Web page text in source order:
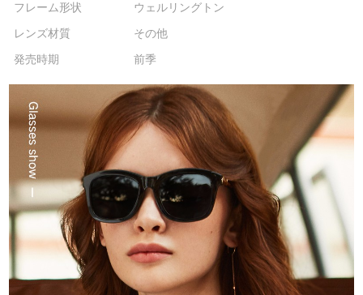
フレーム形状
ウェルリングトン
レンズ材質
その他
発売時期
前季